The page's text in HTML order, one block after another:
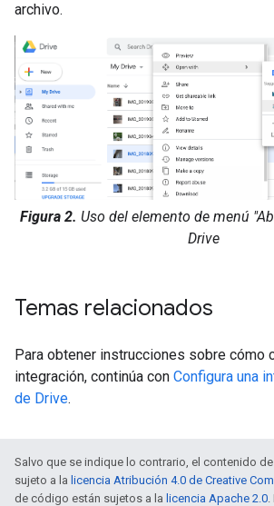
archivo.
Figura 2. Uso del elemento de menú
Drive
Temas relacionados
Para obtener instrucciones sobre cómo
integración, continúa con Configura una
de Drive.
Salvo que se indique lo contrario, el contenido
sujeto a la licencia Atribución 4.0 de Creative
de código están sujetos a la licencia Apache 2.0